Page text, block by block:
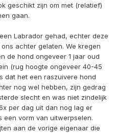
geschikt zijn om met (relatief)
gaan.
Labrador gehad, echter deze
achter gelaten. We kregen
de hond ongeveer 1 jaar oud
(rug hoogte ongeveer 40-45
dat het een raszuivere hond
nog wel hebben, zijn gedrag
slecht en was niet zindelijk
per dag uit dan nog lag er
een vorm van uitwerpselen.
aan de vorige eigenaar die